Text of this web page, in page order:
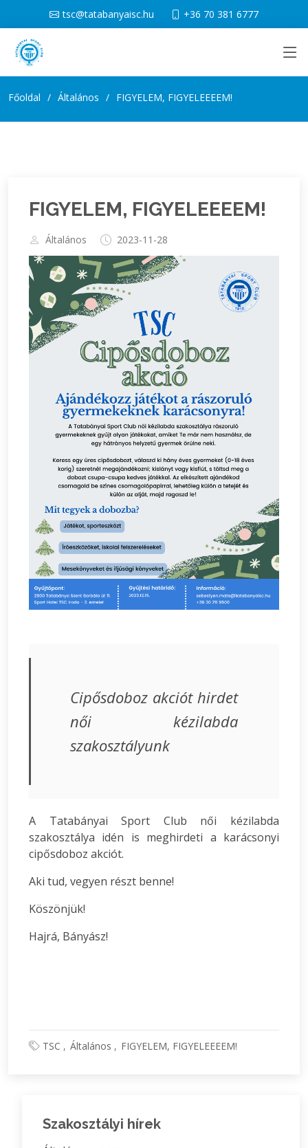
tsc@tatabanyaisc.hu +36 70 381 6777
Főoldal Általános FIGYELEM, FIGYELEEEEM!
FIGYELEM, FIGYELEEEEM!
Általános 2023-11-28
Cipősdoboz akciót hirdet
női kézilabda
szakosztályunk
A Tatabányai Sport Club női kézilabda
szakosztálya idén is meghirdeti a karácsonyi
cipősdoboz akciót.
Aki tud, vegyen részt benne!
Köszönjük!
Hajrá, Bányász!
TSC Általános FIGYELEM, FIGYELEEEEM!
Szakosztályi hírek